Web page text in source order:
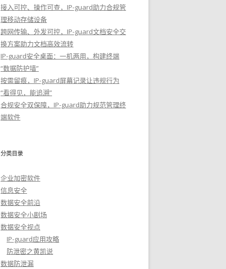
接入可控、操作可查，IP-guard助力合规管
理移动存储设备
跨网传输、外发可控，IP-guard文档安全交
换方案助力文档高效流转
IP-guard安全桌面：一机两用，构建终端
“数据防护墙”
按需留痕，IP-guard屏幕记录让违规行为
“看得见，能追溯”
合规安全双保障，IP-guard助力规范管理终
端软件
分类目录
企业加密软件
信息安全
数据安全前沿
数据安全小剧场
数据安全视点
IP-guard应用攻略
防泄密之黄凯说
数据防泄漏